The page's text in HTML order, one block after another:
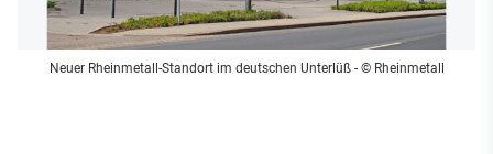
Neuer Rheinmetall-Standort im deutschen Unterlüß- © Rheinmetall